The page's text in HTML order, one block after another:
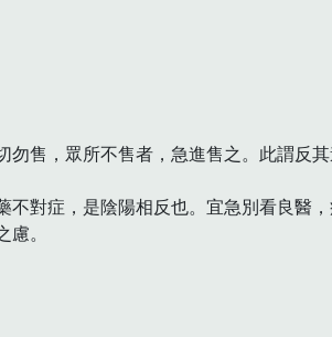
售，眾所不售者，急進售之。此謂反其
對症，是陰陽相反也。宜急別看良醫，
。